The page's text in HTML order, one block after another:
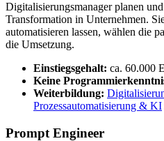
Digitalisierungsmanager planen
Transformation in Unternehmen.
automatisieren lassen, wählen die
die Umsetzung.
Einstiegsgehalt: ca. 60.000
Keine
Weiterbildung:
Prozessautomatisierung & KI
Prompt Engineer